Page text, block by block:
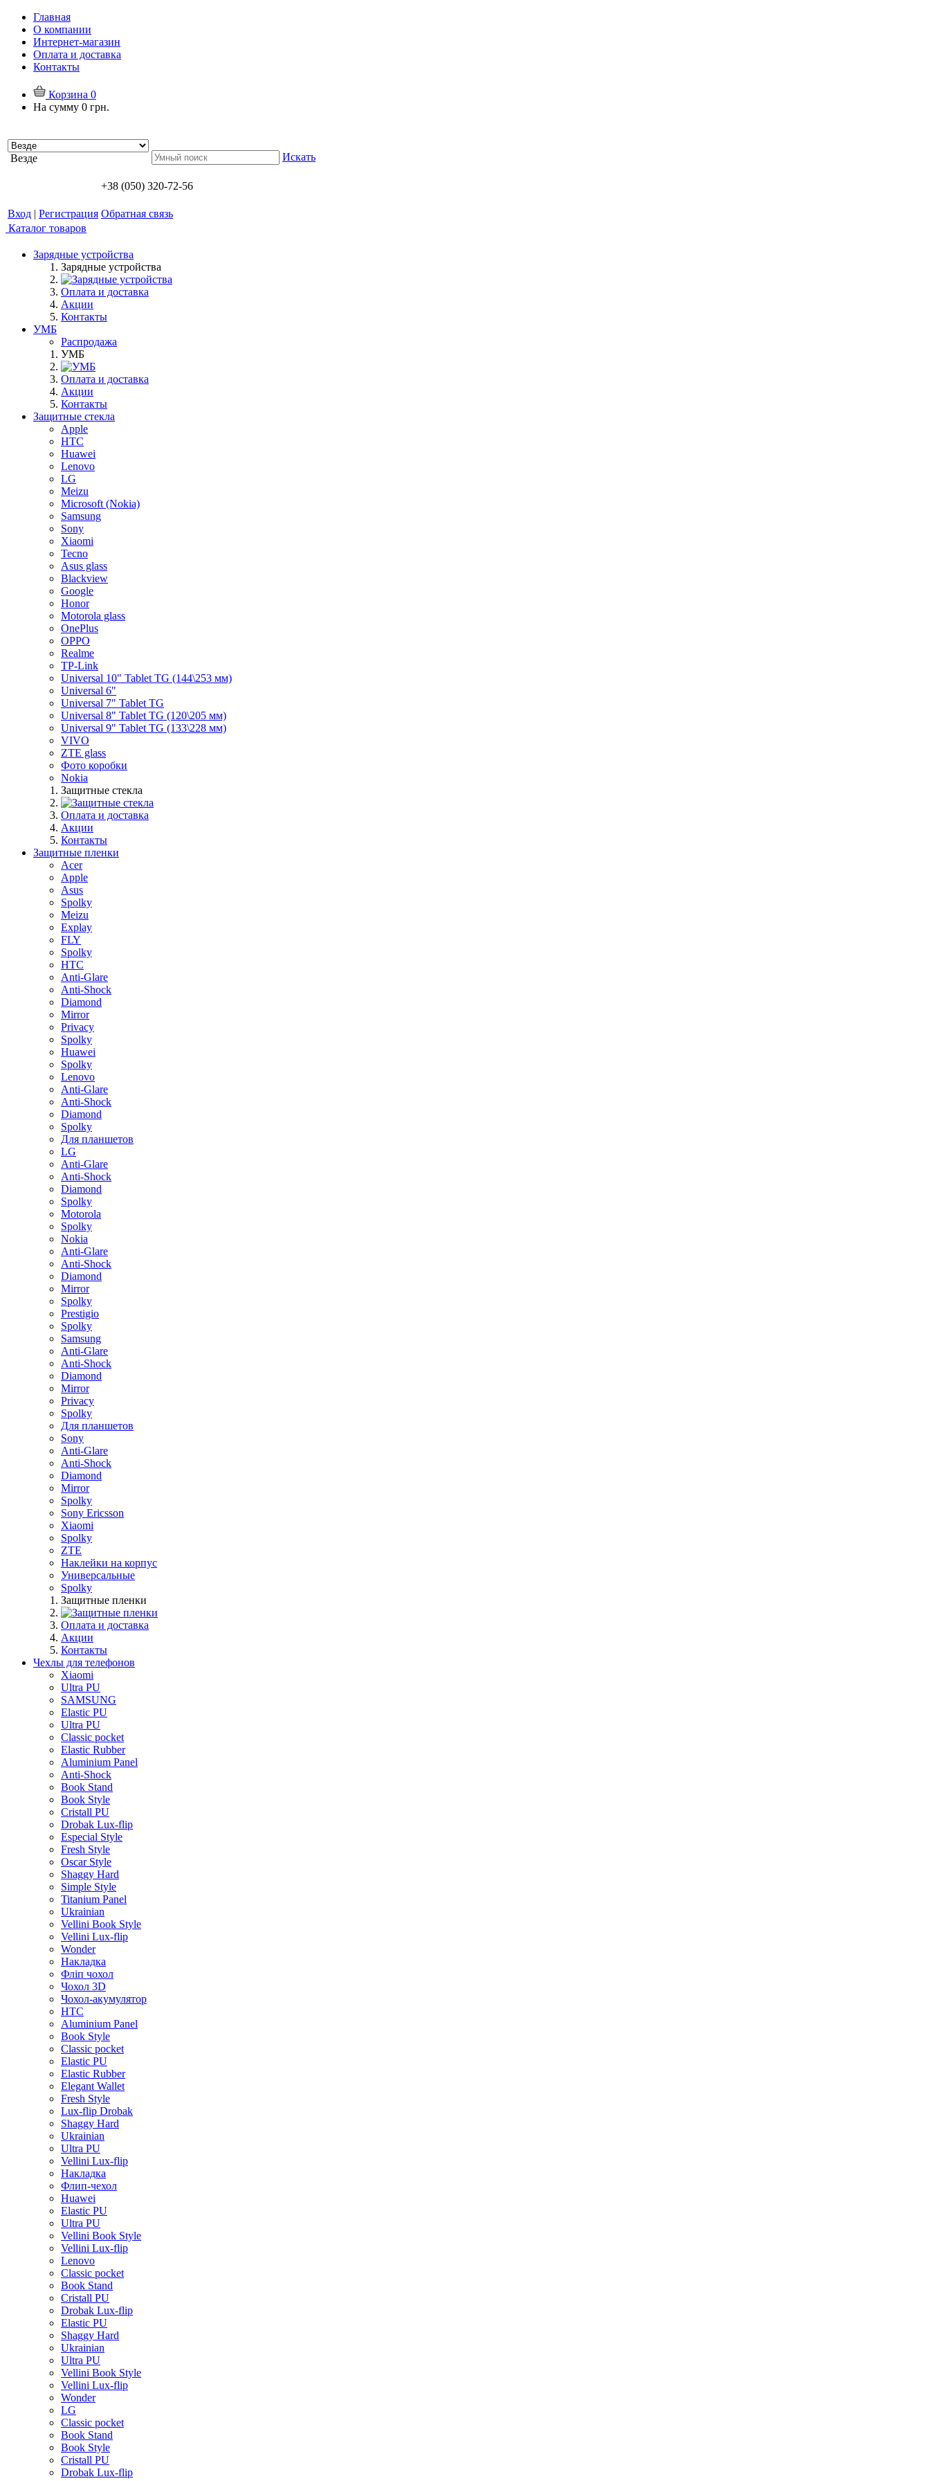
Главная
О компании
Интернет-магазин
Оплата и доставка
Контакты
Корзина 0
На сумму 0 грн.
Везде Искать
+38 (050) 320-72-56
Вход | Регистрация Обратная связь
Каталог товаров
Зарядные устройства
Зарядные устройства
Оплата и доставка
Акции
Контакты
УМБ
Распродажа
УМБ
Оплата и доставка
Акции
Контакты
Защитные стекла
Apple
HTC
Huawei
Lenovo
LG
Meizu
Microsoft (Nokia)
Samsung
Sony
Xiaomi
Tecno
Asus glass
Blackview
Google
Honor
Motorola glass
OnePlus
OPPO
Realme
TP-Link
Universal 10" Tablet TG (144\253 мм)
Universal 6"
Universal 7" Tablet TG
Universal 8" Tablet TG (120\205 мм)
Universal 9" Tablet TG (133\228 мм)
VIVO
ZTE glass
Фото коробки
Nokia
Защитные стекла
Оплата и доставка
Акции
Контакты
Защитные пленки
Acer
Apple
Asus
Spolky
Meizu
Explay
FLY
Spolky
HTC
Anti-Glare
Anti-Shock
Diamond
Mirror
Privacy
Spolky
Huawei
Spolky
Lenovo
Anti-Glare
Anti-Shock
Diamond
Spolky
Для планшетов
LG
Anti-Glare
Anti-Shock
Diamond
Spolky
Motorola
Spolky
Nokia
Anti-Glare
Anti-Shock
Diamond
Mirror
Spolky
Prestigio
Spolky
Samsung
Anti-Glare
Anti-Shock
Diamond
Mirror
Privacy
Spolky
Для планшетов
Sony
Anti-Glare
Anti-Shock
Diamond
Mirror
Spolky
Sony Ericsson
Xiaomi
Spolky
ZTE
Наклейки на корпус
Универсальные
Spolky
Защитные пленки
Оплата и доставка
Акции
Контакты
Чехлы для телефонов
Xiaomi
Ultra PU
SAMSUNG
Elastic PU
Ultra PU
Classic pocket
Elastic Rubber
Aluminium Panel
Anti-Shock
Book Stand
Book Style
Cristall PU
Drobak Lux-flip
Especial Style
Fresh Style
Oscar Style
Shaggy Hard
Simple Style
Titanium Panel
Ukrainian
Vellini Book Style
Vellini Lux-flip
Wonder
Накладка
Фліп чохол
Чохол 3D
Чохол-акумулятор
HTC
Aluminium Panel
Book Style
Classic pocket
Elastic PU
Elastic Rubber
Elegant Wallet
Fresh Style
Lux-flip Drobak
Shaggy Hard
Ukrainian
Ultra PU
Vellini Lux-flip
Накладка
Флип-чехол
Huawei
Elastic PU
Ultra PU
Vellini Book Style
Vellini Lux-flip
Lenovo
Classic pocket
Book Stand
Cristall PU
Drobak Lux-flip
Elastic PU
Shaggy Hard
Ukrainian
Ultra PU
Vellini Book Style
Vellini Lux-flip
Wonder
LG
Classic pocket
Book Stand
Book Style
Cristall PU
Drobak Lux-flip